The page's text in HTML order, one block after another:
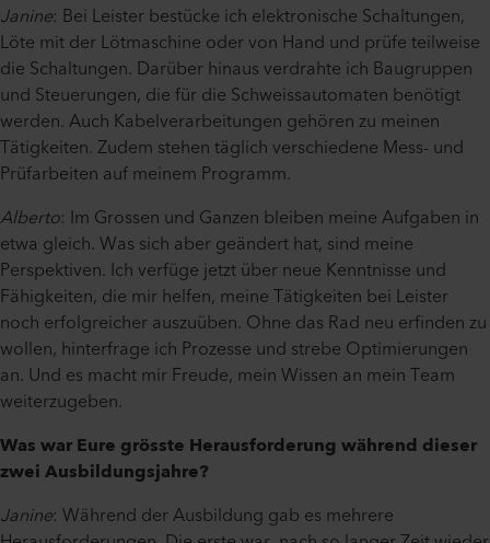
Janine: Bei Leister bestücke ich elektronische Schaltungen,
Löte mit der Lötmaschine oder von Hand und prüfe teilweise
die Schaltungen. Darüber hinaus verdrahte ich Baugruppen
und Steuerungen, die für die Schweissautomaten benötigt
werden. Auch Kabelverarbeitungen gehören zu meinen
Tätigkeiten. Zudem stehen täglich verschiedene Mess- und
Prüfarbeiten auf meinem Programm.
Alberto: Im Grossen und Ganzen bleiben meine Aufgaben in
etwa gleich. Was sich aber geändert hat, sind meine
Perspektiven. Ich verfüge jetzt über neue Kenntnisse und
Fähigkeiten, die mir helfen, meine Tätigkeiten bei Leister
noch erfolgreicher auszuüben. Ohne das Rad neu erfinden zu
wollen, hinterfrage ich Prozesse und strebe Optimierungen
an. Und es macht mir Freude, mein Wissen an mein Team
weiterzugeben.
Was war Eure grösste Herausforderung während dieser
zwei Ausbildungsjahre?
Janine: Während der Ausbildung gab es mehrere